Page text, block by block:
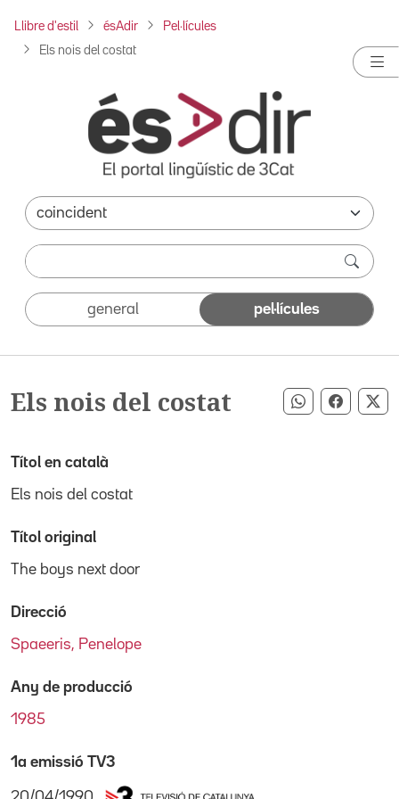
Llibre d'estil ésAdir Pel·lícules
Els nois del costat
general pel·lícules
Els nois del costat Compartir
Títol en català
Els nois del costat
Títol original
The boys next door
Direcció
Spaeeris, Penelope
Any de producció
1985
1a emissió TV3